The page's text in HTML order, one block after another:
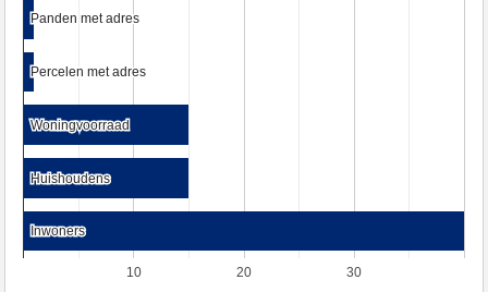
10 20 30
Panden met adres
Panden met adres
Percelen met adres
Percelen met adres
Woningvoorraad
Woningvoorraad
Huishoudens
Huishoudens
Inwoners
Inwoners